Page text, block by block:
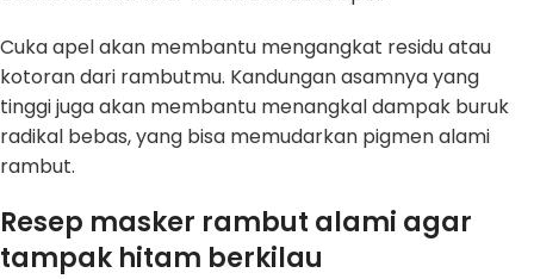
Cuka apel akan membantu mengangkat residu atau
kotoran dari rambutmu. Kandungan asamnya yang
tinggi juga akan membantu menangkal dampak buruk
radikal bebas, yang bisa memudarkan pigmen alami
rambut.
Resep masker rambut alami agar
tampak hitam berkilau